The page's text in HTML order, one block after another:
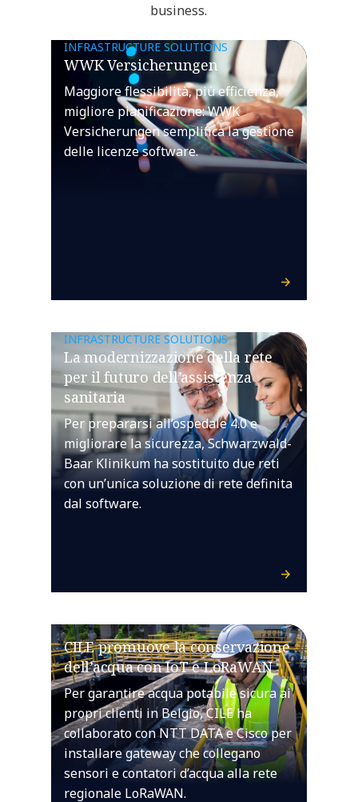
business.
INFRASTRUCTURE SOLUTIONS
WWK Versicherungen
Maggiore flessibilità, più efficienza,
migliore pianificazione: WWK
Versicherungen semplifica la gestione
delle licenze software.
INFRASTRUCTURE SOLUTIONS
La modernizzazione della rete
per il futuro dell’assistenza
sanitaria
Per prepararsi all’ospedale 4.0 e
migliorare la sicurezza, Schwarzwald-
Baar Klinikum ha sostituito due reti
con un’unica soluzione di rete definita
dal software.
CILE promuove la conservazione
dell’acqua con IoT e LoRaWAN
Per garantire acqua potabile sicura ai
propri clienti in Belgio, CILE ha
collaborato con NTT DATA e Cisco per
installare gateway che collegano
sensori e contatori d’acqua alla rete
regionale LoRaWAN.